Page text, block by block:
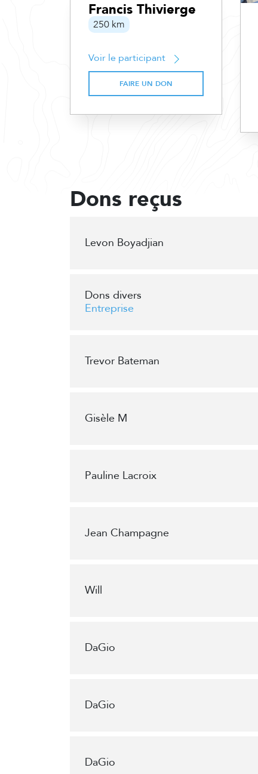
Francis Thivierge
250 km
Voir le participant
FAIRE UN DON
Dons reçus
Levon Boyadjian
Dons divers
Entreprise
Trevor Bateman
Gisèle M
Pauline Lacroix
Jean Champagne
Will
DaGio
DaGio
DaGio